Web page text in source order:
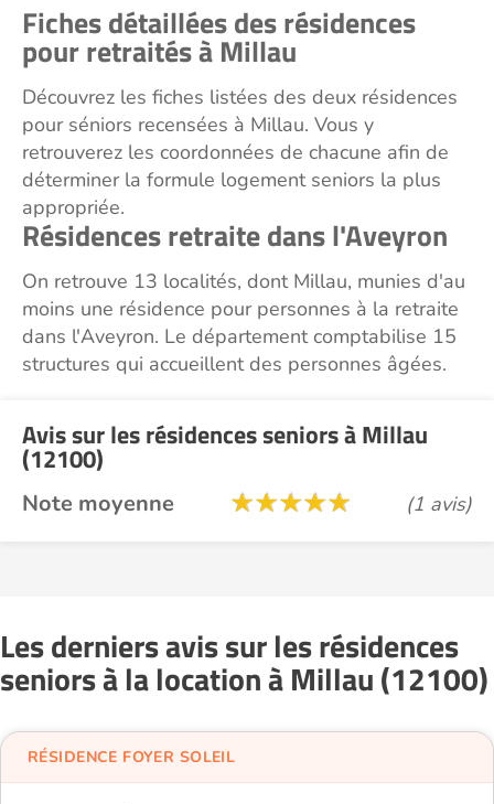
Fiches détaillées des résidences
pour retraités à Millau
Découvrez les fiches listées des deux résidences
pour séniors recensées à Millau. Vous y
retrouverez les coordonnées de chacune afin de
déterminer la formule logement seniors la plus
appropriée.
Résidences retraite dans l'Aveyron
On retrouve 13 localités, dont Millau, munies d'au
moins une résidence pour personnes à la retraite
dans l'Aveyron. Le département comptabilise 15
structures qui accueillent des personnes âgées.
Avis sur les résidences seniors à Millau
(12100)
Note moyenne (1 avis)
Les derniers avis sur les résidences
seniors à la location à Millau (12100)
RÉSIDENCE FOYER SOLEIL